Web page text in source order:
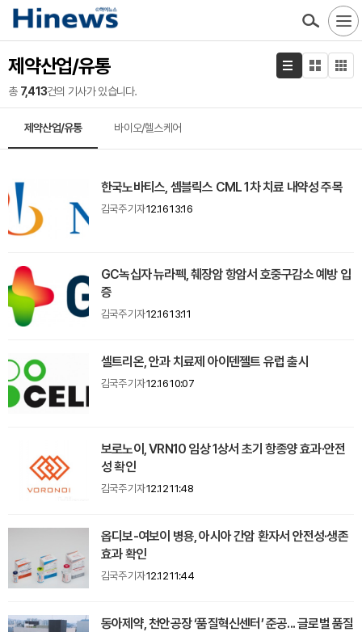
제약산업/유통
총 7,413건의 기사가 있습니다.
제약산업/유통 바이오/헬스케어
한국노바티스, 셈블릭스 CML 1차 치료 내약성 주목
김국주 기자12.16 13:16
GC녹십자 뉴라펙, 췌장암 항암서 호중구감소 예방 입
증
김국주 기자12.16 13:11
셀트리온, 안과 치료제 아이덴젤트 유럽 출시
김국주 기자12.16 10:07
보로노이, VRN10 임상 1상서 초기 항종양 효과·안전
성 확인
김국주 기자12.12 11:48
옵디보-여보이 병용, 아시아 간암 환자서 안전성·생존
효과 확인
김국주 기자12.12 11:44
동아제약, 천안공장 ‘품질혁신센터’ 준공... 글로벌 품질